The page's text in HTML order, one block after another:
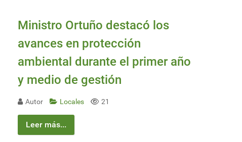
Ministro Ortuño destacó los
avances en protección
ambiental durante el primer año
y medio de gestión
Autor Locales 21
Leer más...